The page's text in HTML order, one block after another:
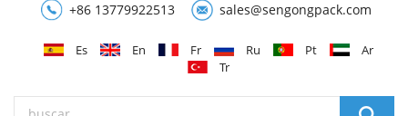
+86 13779922513 sales@sengongpack.com
Es En Fr Ru Pt
Ar
Tr